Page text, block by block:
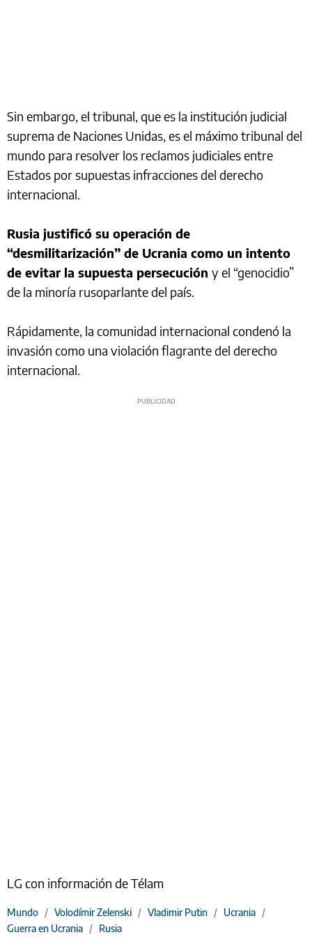
Sin embargo, el tribunal, que es la institución judicial
suprema de Naciones Unidas, es el máximo tribunal del
mundo para resolver los reclamos judiciales entre
Estados por supuestas infracciones del derecho
internacional.
Rusia justificó su operación de
“desmilitarización” de Ucrania como un intento
de evitar la supuesta persecución y el “genocidio”
de la minoría rusoparlante del país.
Rápidamente, la comunidad internacional condenó la
invasión como una violación flagrante del derecho
internacional.
LG con información de Télam
Mundo / Volodímir Zelenski / Vladimir Putin / Ucrania /
Guerra en Ucrania / Rusia